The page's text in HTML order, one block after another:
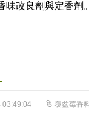
改良劑與定香劑。
覆盆莓香